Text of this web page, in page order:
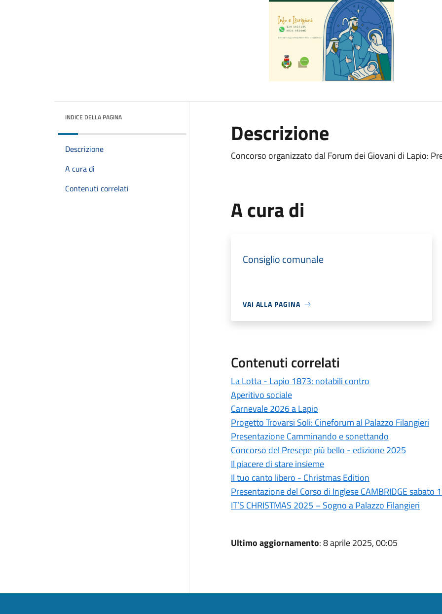
INDICE DELLA PAGINA
Descrizione
A cura di
Contenuti correlati
Descrizione
Concorso organizzato dal Forum dei Giovani di Lapio:
A cura di
Consiglio comunale
VAI ALLA PAGINA
Contenuti correlati
La Lotta - Lapio 1873: notabili contro
Aperitivo sociale
Carnevale 2026 a Lapio
Progetto Trovarsi Soli: Cineforum al Palazzo Filangieri
Presentazione Camminando e sonettando
Concorso del Presepe più bello - edizione 2025
Il piacere di stare insieme
Il tuo canto libero - Christmas Edition
Presentazione del Corso di Inglese CAMBRIDGE sabato
IT’S CHRISTMAS 2025 – Sogno a Palazzo Filangieri
Ultimo aggiornamento: 8 aprile 2025, 00:05